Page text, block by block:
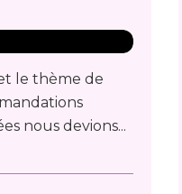
le thème de
nous devions...